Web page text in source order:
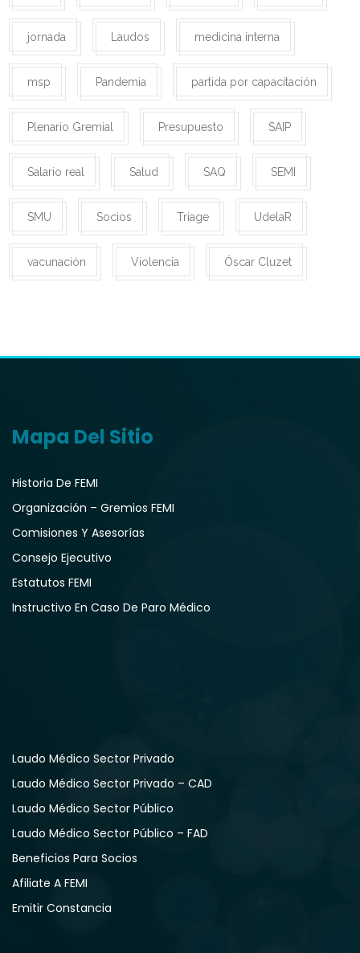
jornada Laudos medicina interna
msp Pandemia partida por capacitación
Plenario Gremial Presupuesto SAIP
Salario real Salud SAQ SEMI
SMU Socios Triage UdelaR
vacunación Violencia Óscar Cluzet
Mapa Del Sitio
Historia De FEMI
Organización – Gremios FEMI
Comisiones Y Asesorías
Consejo Ejecutivo
Estatutos FEMI
Instructivo En Caso De Paro Médico
Laudo Médico Sector Privado
Laudo Médico Sector Privado – CAD
Laudo Médico Sector Público
Laudo Médico Sector Público – FAD
Beneficios Para Socios
Afiliate A FEMI
Emitir Constancia